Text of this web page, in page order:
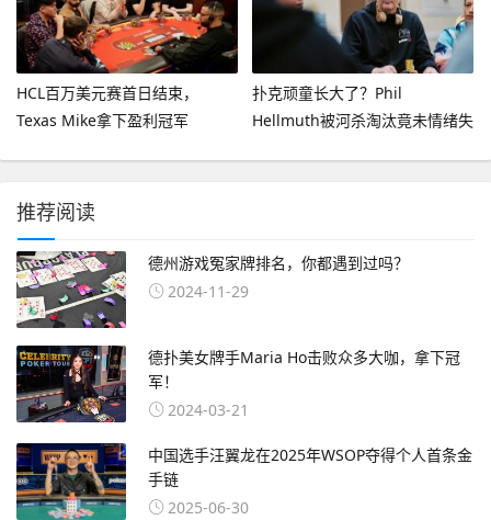
HCL百万美元赛首日结束，
Texas Mike拿下盈利冠军
扑克顽童长大了？Phil
Hellmuth被河杀淘汰竟未情绪失
推荐阅读
德州游戏冤家牌排名，你都遇到过吗？
2024-11-29
德扑美女牌手Maria Ho击败众多大咖，拿下冠
军！
2024-03-21
中国选手汪翼龙在2025年WSOP夺得个人首条金
手链
2025-06-30